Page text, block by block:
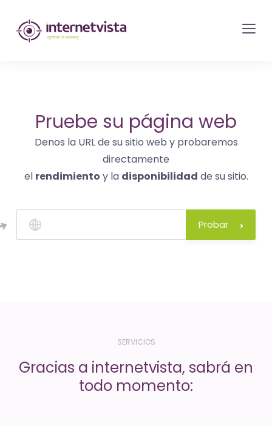
Monitorización
de
del
sitio
web
los
servicios
de
oro
Pruebe su página web
Denos la URL de su sitio web y probaremos
directamente
el rendimiento y la disponibilidad de su sitio.
Probar
SERVICIOS
Gracias a internetvista, sabrá en
todo momento: